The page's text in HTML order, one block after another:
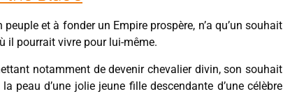
et à fonder un Empire prospère, n’a qu’un souhait
il pourrait vivre pour lui-même.
notamment de devenir chevalier divin, son souhait
d’une jolie jeune fille descendante d’une célèbre